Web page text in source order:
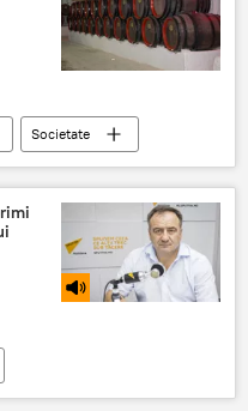
Societate
profesori